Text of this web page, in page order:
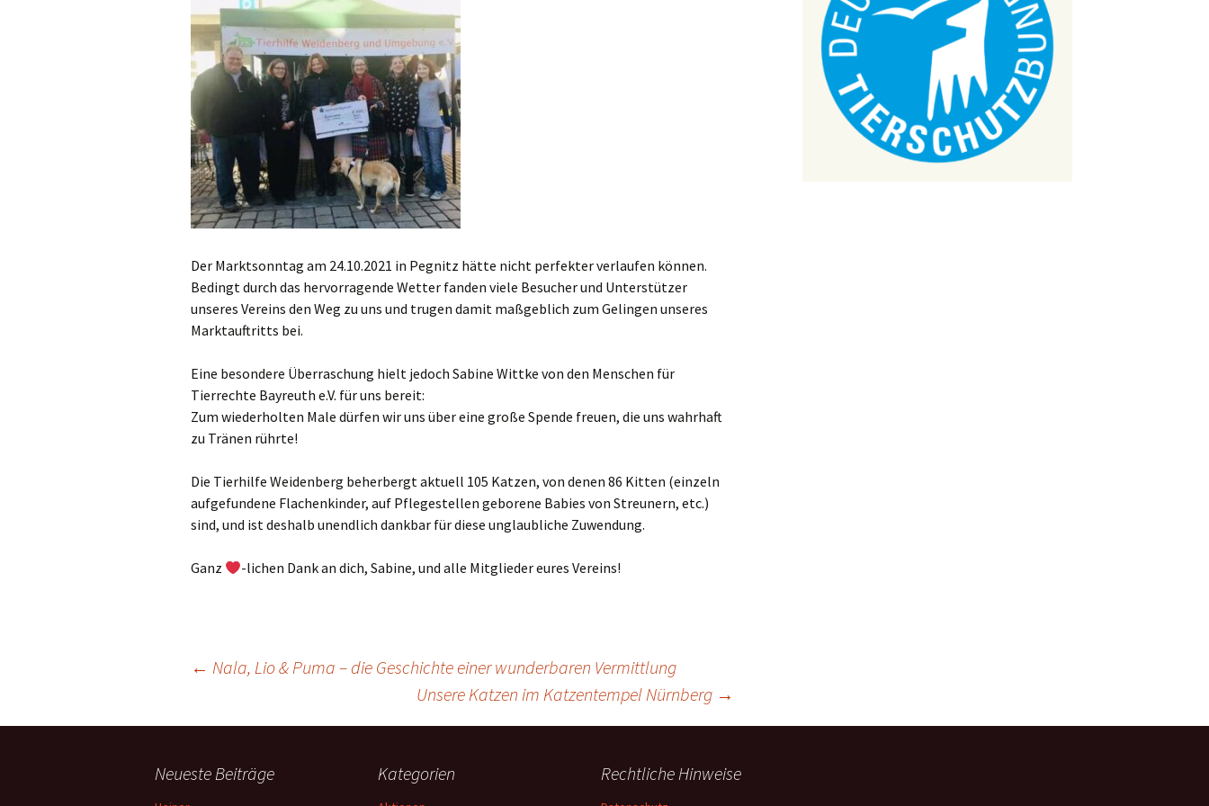
Der Marktsonntag am 24.10.2021 in Pegnitz hätte nicht perfekter verlaufen können.
Bedingt durch das hervorragende Wetter fanden viele Besucher und Unterstützer
unseres Vereins den Weg zu uns und trugen damit maßgeblich zum Gelingen unseres
Marktauftritts bei.
Eine besondere Überraschung hielt jedoch Sabine Wittke von den Menschen für
Tierrechte Bayreuth e.V. für uns bereit:
Zum wiederholten Male dürfen wir uns über eine große Spende freuen, die uns wahrhaft
zu Tränen rührte!
Die Tierhilfe Weidenberg beherbergt aktuell 105 Katzen, von denen 86 Kitten (einzeln
aufgefundene Flachenkinder, auf Pflegestellen geborene Babies von Streunern, etc.)
sind, und ist deshalb unendlich dankbar für diese unglaubliche Zuwendung.
Ganz -lichen Dank an dich, Sabine, und alle Mitglieder eures Vereins!
Beitragsnavigation
← Nala, Lio & Puma – die Geschichte einer wunderbaren Vermittlung
Unsere Katzen im Katzentempel Nürnberg →
Neueste Beiträge Kategorien Rechtliche Hinweise